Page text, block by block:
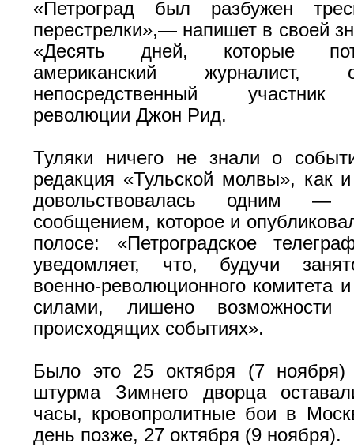
«Петроград был разбужен
перестрелки»,— напишет в своей
«Десять дней, которые
американский журналист,
непосредственный участник
революции Джон Рид.
Туляки ничего не знали о
редакция «Тульской молвы», как и
довольствовалась одним —
сообщением, которое и
полосе: «Петроградское
уведомляет, что, будучи
военно-революционного комитета
силами, лишено возможности
происходящих событиях».
Было это 25 октября (7
штурма Зимнего дворца
часы, кровопролитные бои в
день позже, 27 октября (9 ноября).